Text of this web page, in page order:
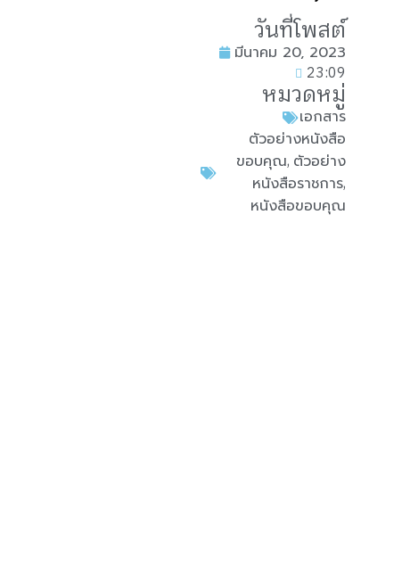
วันที่โพสต์
มีนาคม 20, 2023
23:09
หมวดหมู่
เอกสาร
ตัวอย่างหนังสือ
ขอบคุณ, ตัวอย่าง
หนังสือราชการ,
หนังสือขอบคุณ